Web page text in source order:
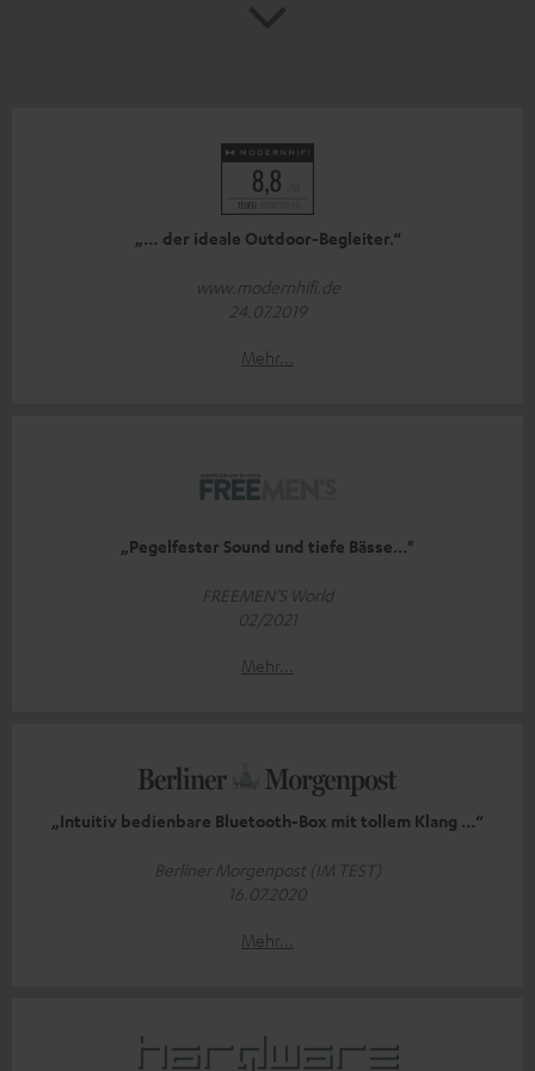
„… der ideale Outdoor-Begleiter.“
www.modernhifi.de
24.07.2019
Mehr...
„Pegelfester Sound und tiefe Bässe..."
FREEMEN’S World
02/2021
Mehr...
„Intuitiv bedienbare Bluetooth-Box mit tollem Klang …“
Berliner Morgenpost (IM TEST)
16.07.2020
Mehr...